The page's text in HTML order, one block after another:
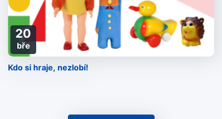
20
bře
Kdo si hraje, nezlobí!